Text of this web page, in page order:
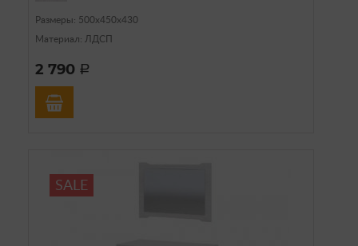
Размеры: 500х450х430
Материал: ЛДСП
2 790 a
SALE